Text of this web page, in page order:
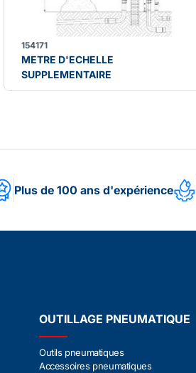
154171
METRE D'ECHELLE
SUPPLEMENTAIRE
Plus de 100 ans d'expérience
OUTILLAGE PNEUMATIQUE
Outils pneumatiques
Accessoires pneumatiques